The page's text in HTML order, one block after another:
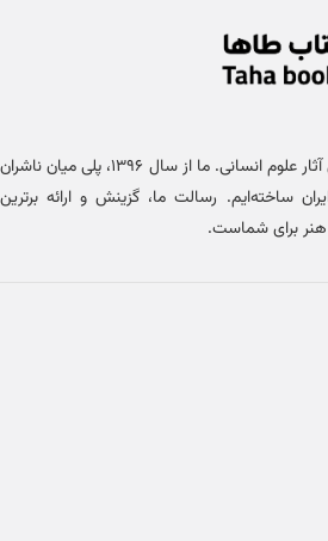
خانه کتاب طاها، مرجع تخصصی آثار علوم انسانی. ما از سال ۱۳۹۶، پلی میان ناشران
ساخته‌ایم. رسالت ما، گزینش و ارائه برترین
هنر برای شماست.